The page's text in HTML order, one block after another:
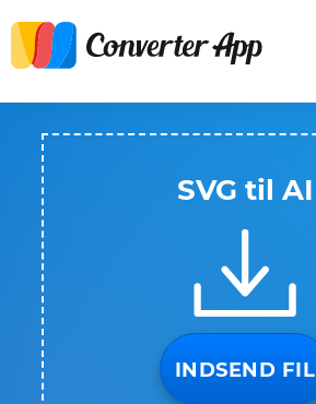
SVG til AI
INDSEND FIL